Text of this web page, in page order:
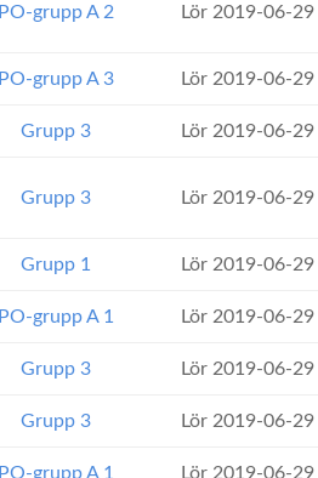
PO-grupp A 2 Lör 2019-06-29
PO-grupp A 3 Lör 2019-06-29
Grupp 3 Lör 2019-06-29
Grupp 3 Lör 2019-06-29
Grupp 1 Lör 2019-06-29
PO-grupp A 1 Lör 2019-06-29
Grupp 3 Lör 2019-06-29
Grupp 3 Lör 2019-06-29
PO-grupp A 1 Lör 2019-06-29